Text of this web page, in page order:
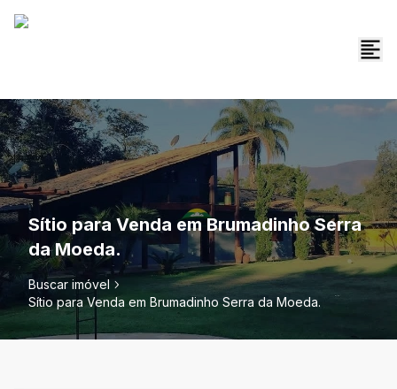
Sítio para Venda em Brumadinho Serra
da Moeda.
Buscar imóvel
Sítio para Venda em Brumadinho Serra da Moeda.